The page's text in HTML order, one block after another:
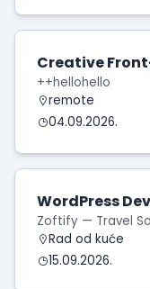
Creative
++hellohello
remote
04.09.2026.
WordPress
Zoftify — Travel
Rad od kuće
15.09.2026.